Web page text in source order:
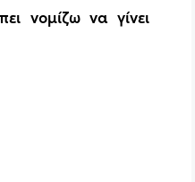
νομίζω να γίνει